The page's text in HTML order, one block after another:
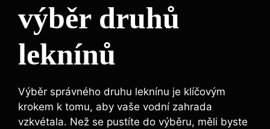
výběr druhů
leknínů
Výběr správného druhu leknínu je klíčovým
krokem k tomu, aby vaše vodní zahrada
vzkvétala. Než se pustíte do výběru, měli byste